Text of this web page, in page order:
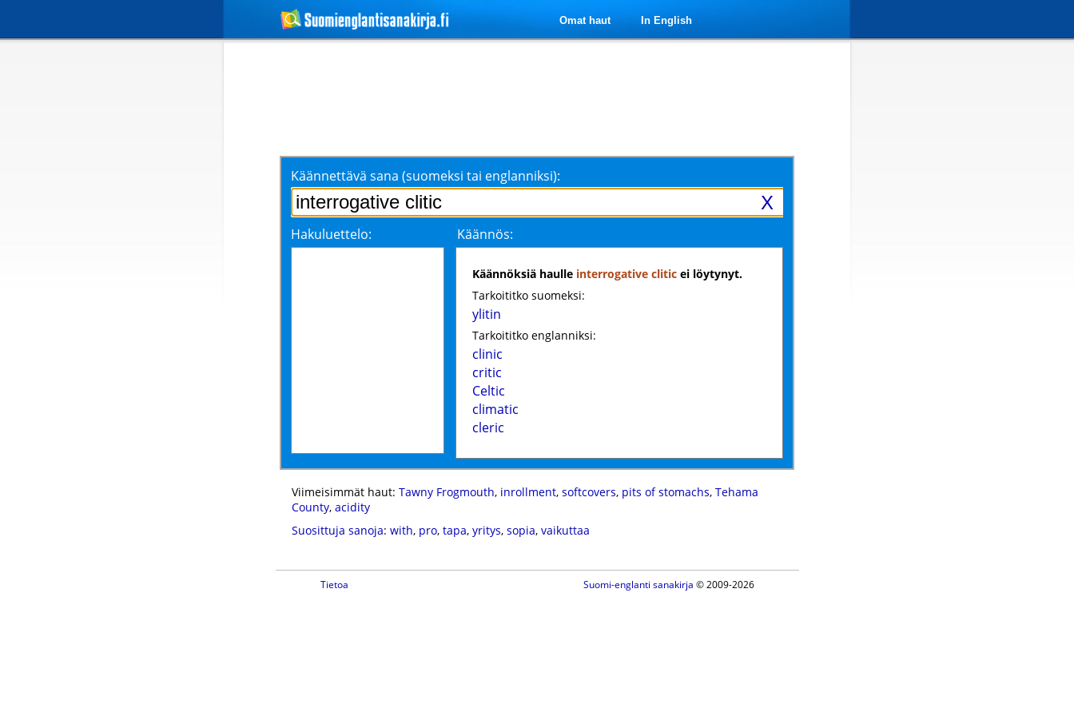
Omat haut In English
Käännettävä sana (suomeksi tai englanniksi):
X
Hakuluettelo: Käännös:
Käännöksiä haulle interrogative clitic ei löytynyt.
Tarkoititko suomeksi:
ylitin
Tarkoititko englanniksi:
clinic
critic
Celtic
climatic
cleric
Viimeisimmät haut: Tawny Frogmouth, inrollment, softcovers, pits of stomachs, Tehama
County, acidity
Suosittuja sanoja: with, pro, tapa, yritys, sopia, vaikuttaa
Tietoa Suomi-englanti sanakirja © 2009-2026